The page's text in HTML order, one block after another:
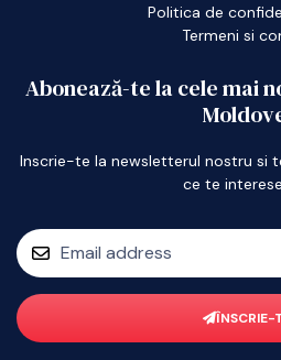
Politica de
Termeni si
Abonează-te la cele mai
Inscrie-te la newsletterul nostru si
ce te
ÎNSCRIE-